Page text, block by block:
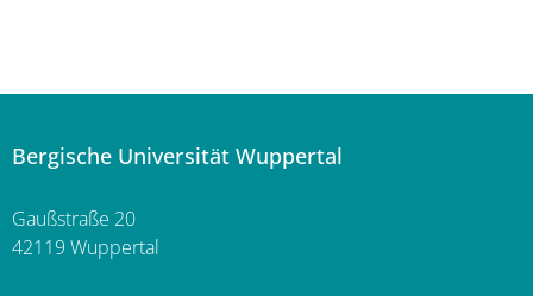
Bergische Universität Wuppertal
Gaußstraße 20
42119 Wuppertal